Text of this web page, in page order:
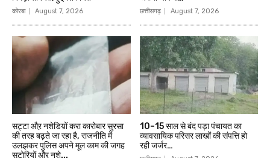
कोरबा August 7, 2026 छत्तीसगढ़ August 7, 2026
सट्टा औऱ नशेडिय़ों करा कारोबार सुरसा
की तरह बढ़ते जा रहा है, राजनीति में
उलझकर पुलिस अपने मूल काम की जगह
सटोरियों औऱ नशे...
10–15 साल से बंद पड़ा पंचायत का
व्यावसायिक परिसर लाखों की संपत्ति हो
रही जर्जर…